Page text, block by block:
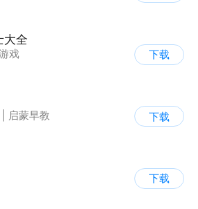
大全
戏
下载
启蒙早教
下载
下载